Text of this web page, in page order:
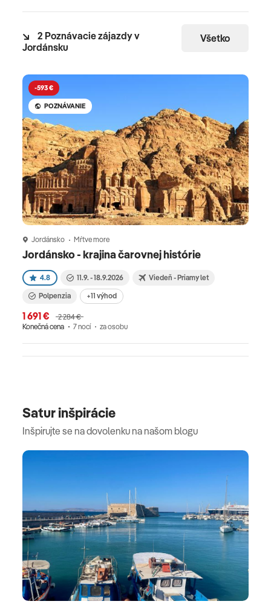
2 Poznávacie zájazdy v
Jordánsku
Všetko
-593 €
POZNÁVANIE
Jordánsko Mŕtve more
Jordánsko - krajina čarovnej histórie
4.8 11.9. - 18.9.2026 Viedeň - Priamy let
Polpenzia +11 výhod
1 691 €
2 284 €
Konečná cena
7 nocí za osobu
Satur inšpirácie
Inšpirujte se na dovolenku na našom blogu